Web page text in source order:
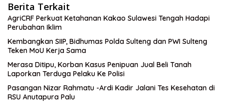
Berita Terkait
AgriCRF Perkuat Ketahanan Kakao Sulawesi Tengah Hadapi
Perubahan Iklim
Kembangkan SIIP, Bidhumas Polda Sulteng dan PWI Sulteng
Teken MoU Kerja Sama
Merasa Ditipu, Korban Kasus Penipuan Jual Beli Tanah
Laporkan Terduga Pelaku Ke Polisi
Pasangan Nizar Rahmatu -Ardi Kadir Jalani Tes Kesehatan di
RSU Anutapura Palu